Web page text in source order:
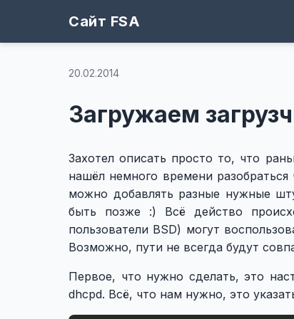
Сайт FSA
20.02.2014
Загружаем
Захотел описать просто то, что
нашёл немного времени
можно добавлять разные нужные
быть позже :) Всё действо
пользователи BSD) могут
Возможно, пути не всегда будут
Первое, что нужно сделать, это
dhcpd. Всё, что нам нужно, это